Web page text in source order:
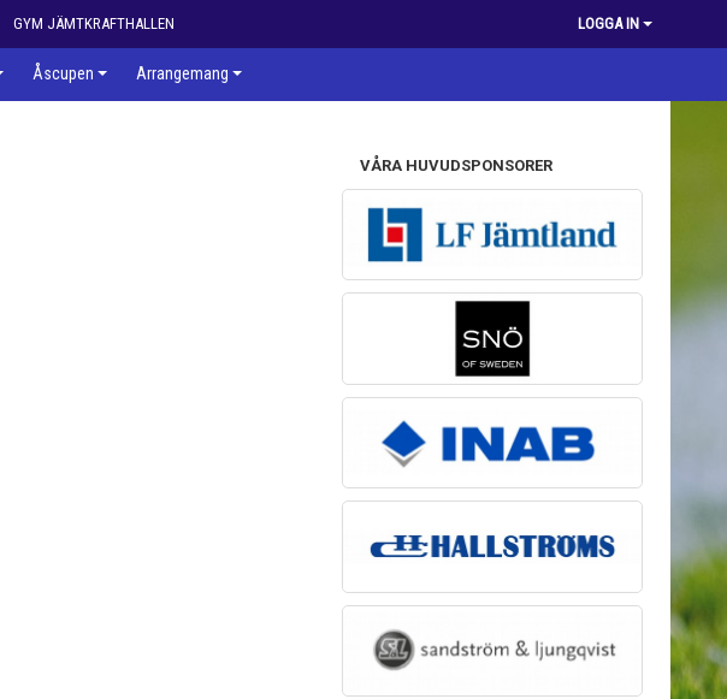
GYM JÄMTKRAFTHALLEN LOGGA IN
Åscupen Arrangemang
VÅRA HUVUDSPONSORER